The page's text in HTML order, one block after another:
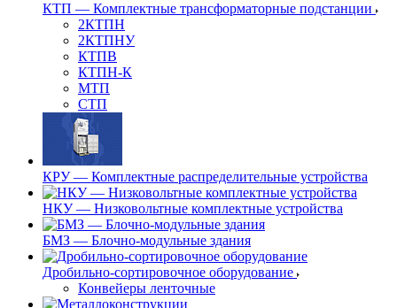
КТП — Комплектные трансформаторные подстанции
2КТПН
2КТПНУ
КТПВ
КТПН-К
МТП
СТП
КРУ — Комплектные распределительные устройства
НКУ — Низковольтные комплектные устройства
БМЗ — Блочно-модульные здания
Дробильно-сортировочное оборудование
Конвейеры ленточные